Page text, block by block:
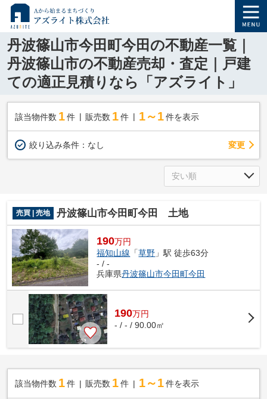
丹波篠山市今田町今田の不動産一覧｜
丹波篠山市の不動産売却・査定｜戸建
ての適正見積りなら「アズライト」
該当物件数 1件 販売数 1 件 1～1 件を表示
絞り込み条件： なし 変更
売買 | 売地 丹波篠山市今田町今田 土地
190万円
福知山線 「草野 」駅 徒歩63分
- / -
兵庫県丹波篠山市今田町今田
190万円
- / - / 90.00㎡
該当物件数 1件 販売数 1 件 1～1 件を表示